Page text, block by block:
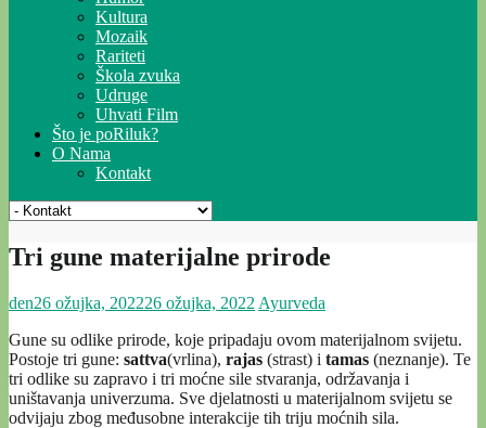
Kultura
Mozaik
Rariteti
Škola zvuka
Udruge
Uhvati Film
Što je poRiluk?
O Nama
Kontakt
Tri gune materijalne prirode
den26 ožujka, 202226 ožujka, 2022 Ayurveda
Gune su odlike prirode, koje pripadaju ovom materijalnom svijetu.
Postoje tri gune: sattva(vrlina), rajas (strast) i tamas (neznanje). Te
tri odlike su zapravo i tri moćne sile stvaranja, održavanja i
uništavanja univerzuma. Sve djelatnosti u materijalnom svijetu se
odvijaju zbog međusobne interakcije tih triju moćnih sila.